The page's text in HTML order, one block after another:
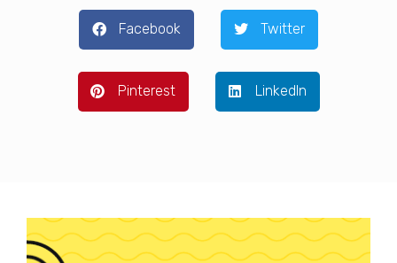
Facebook Twitter
Pinterest LinkedIn